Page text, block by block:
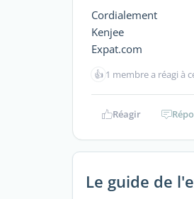
Cordialement
Kenjee
Expat.com
👍 1 membre a réagi à
Réagir
Le guide de